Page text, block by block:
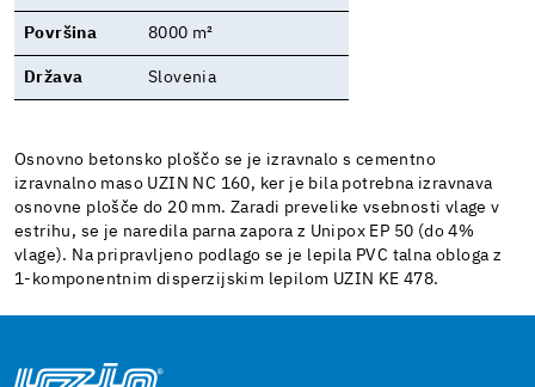
Površina 8000 m²
Država Slovenia
Osnovno betonsko ploščo se je izravnalo s cementno
izravnalno maso UZIN NC 160, ker je bila potrebna izravnava
osnovne plošče do 20 mm. Zaradi prevelike vsebnosti vlage v
estrihu, se je naredila parna zapora z Unipox EP 50 (do 4%
vlage). Na pripravljeno podlago se je lepila PVC talna obloga z
1-komponentnim disperzijskim lepilom UZIN KE 478.